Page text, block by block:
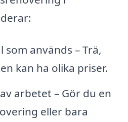
som används – Trä,
kan ha olika priser.
arbetet – Gör du en
eller bara